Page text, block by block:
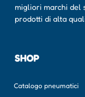
migliori marchi del
prodotti di alta
SHOP
Catalogo pneumatici